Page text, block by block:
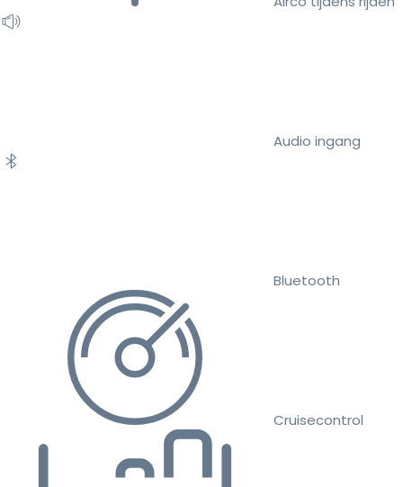
Audio ingang
Bluetooth
Cruisecontrol